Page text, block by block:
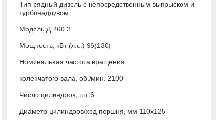
Тип рядный дизель с непосредственным выпрыском и
турбонаддувом
Модель Д-260.2
Мощность, кВт (л.с.) 96(130)
Номинальная частота вращения
коленчатого вала, об./мин. 2100
Число цилиндров, шт. 6
Диаметр цилиндров/ход поршня, мм 110х125